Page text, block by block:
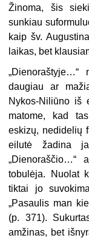
Ži­noma, šis
sunkiau
kaip šv.
laikas, bet
„Dienoraštyje…“
daugiau ar
Nykos-Niliūno iš
mato­me, kad
eskizų, nedidelių
eilutė žadina
„Dienoraš­čio…“
tobulėja. Nuolat
tiktai jo
„Pasaulis man
(p. 371).
amžinas, bet